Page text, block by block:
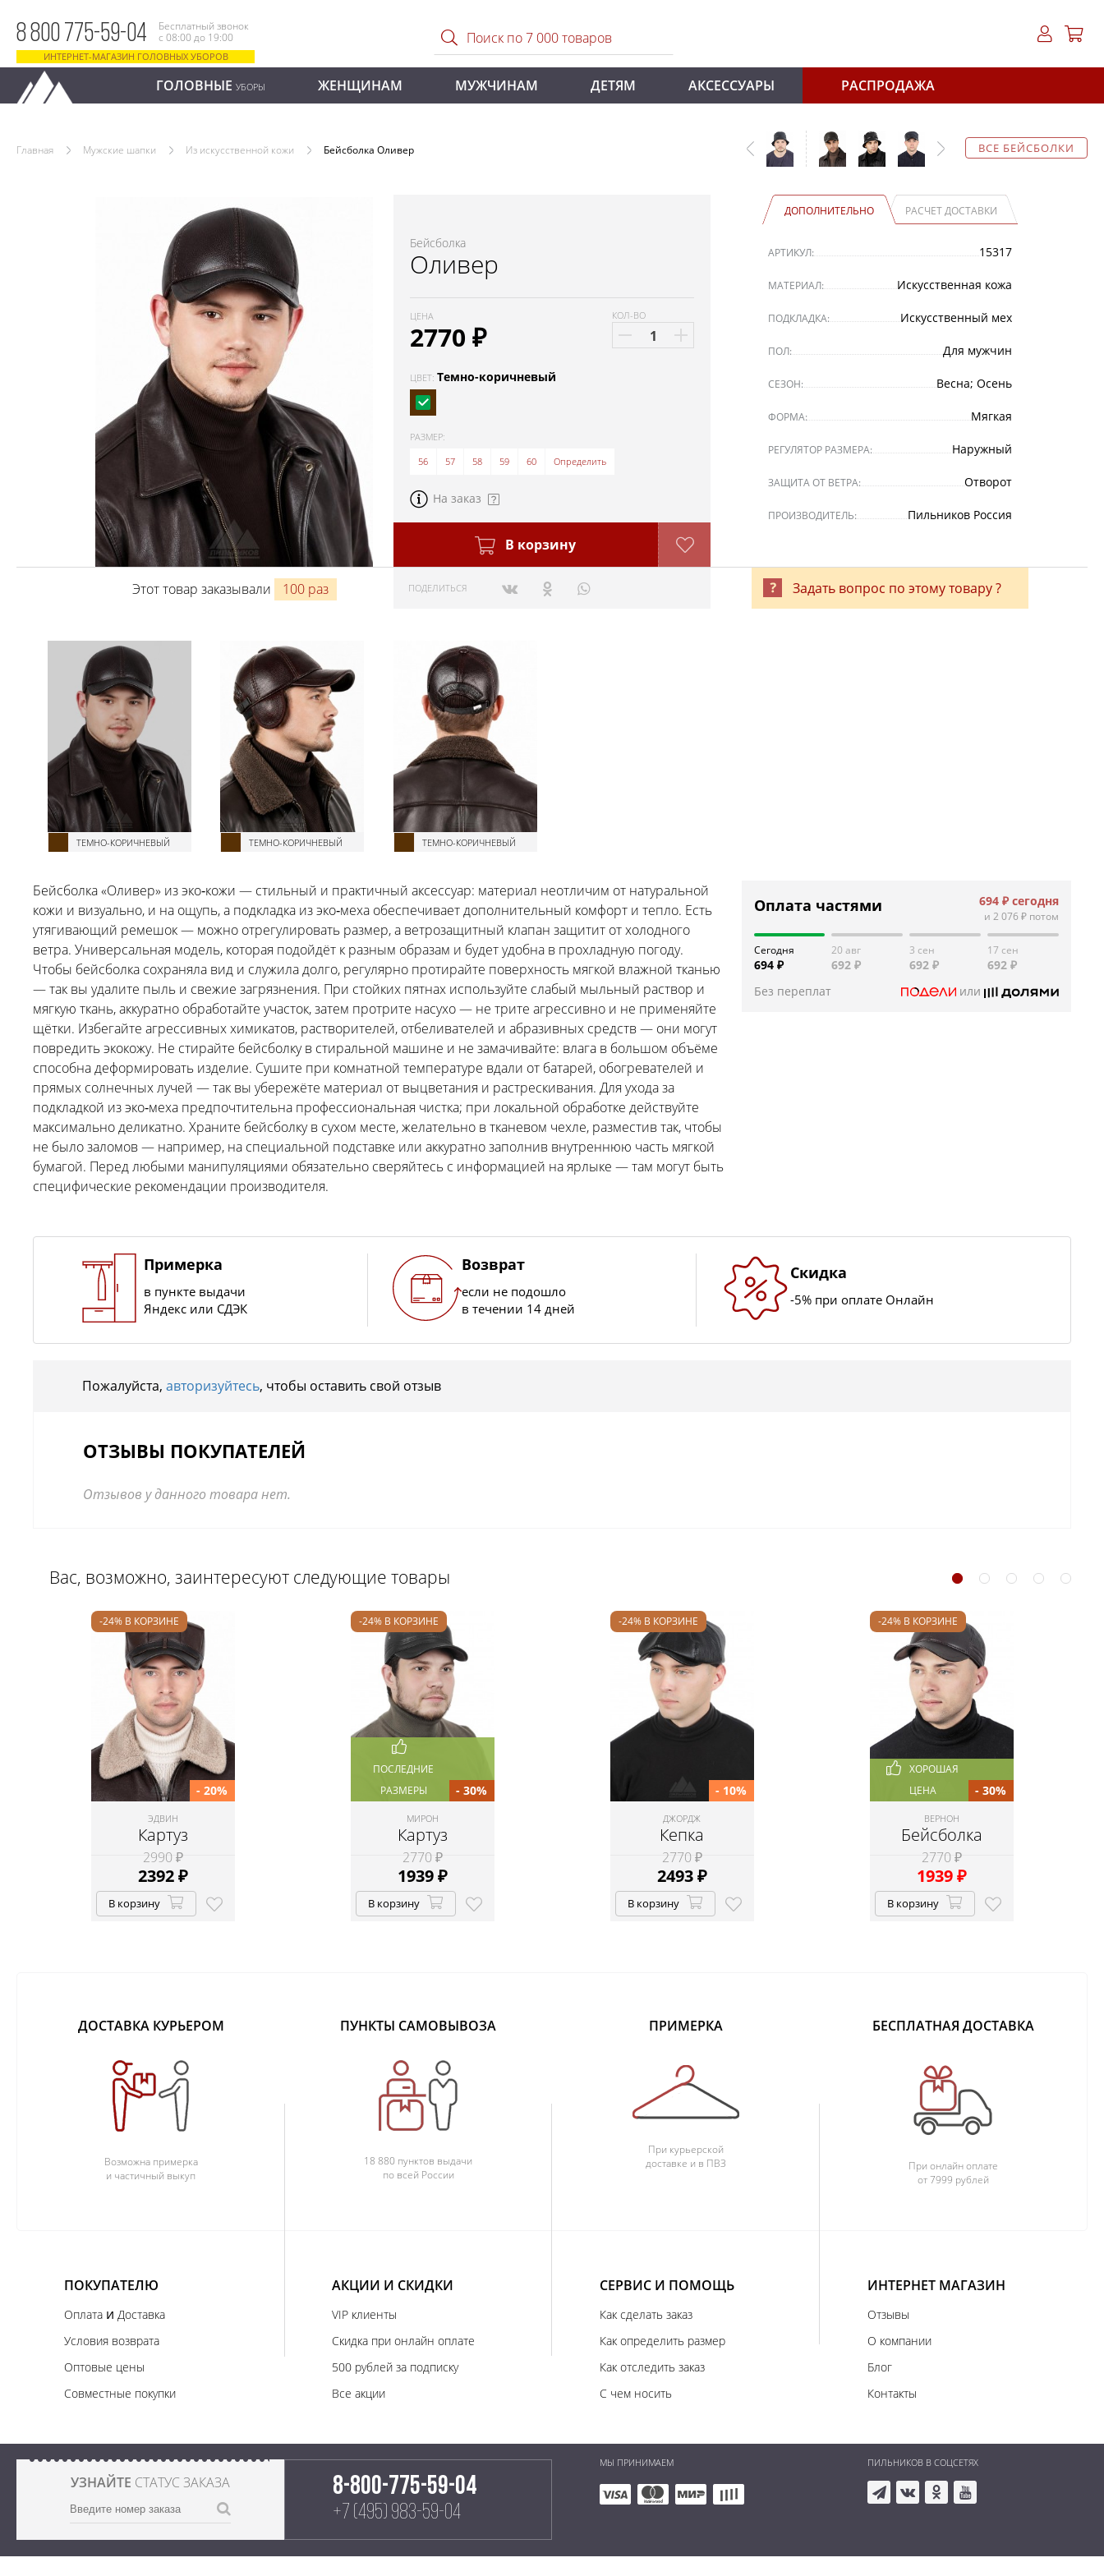
8 800 775-59-04
Бесплатный звонок
с 08:00 до 19:00
ИНТЕРНЕТ-МАГАЗИН ГОЛОВНЫХ УБОРОВ
ГОЛОВНЫЕ УБОРЫ ЖЕНЩИНАМ МУЖЧИНАМ ДЕТЯМ АКСЕССУАРЫ РАСПРОДАЖА
ВСЕ БЕЙСБОЛКИ
Главная Мужские шапки Из искусственной кожи Бейсболка Оливер
Бейсболка
Оливер
ЦЕНА
2770 ₽
КОЛ-ВО
ЦВЕТ: Темно-коричневый
РАЗМЕР:
56
57 58 59 60 Определить
На заказ
В корзину
ПОДЕЛИТЬСЯ
ДОПОЛНИТЕЛЬНО РАСЧЕТ ДОСТАВКИ
АРТИКУЛ: 15317
МАТЕРИАЛ: Искусственная кожа
ПОДКЛАДКА: Искусственный мех
ПОЛ: Для мужчин
СЕЗОН: Весна; Осень
ФОРМА: Мягкая
РЕГУЛЯТОР РАЗМЕРА: Наружный
ЗАЩИТА ОТ ВЕТРА: Отворот
ПРОИЗВОДИТЕЛЬ: Пильников Россия
Этот товар заказывали 100 раз Задать вопрос по этому товару ?
ТЕМНО-КОРИЧНЕВЫЙ ТЕМНО-КОРИЧНЕВЫЙ ТЕМНО-КОРИЧНЕВЫЙ
Бейсболка «Оливер» из эко‑кожи — стильный и практичный аксессуар: материал неотличим от натуральной
кожи и визуально, и на ощупь, а подкладка из эко‑меха обеспечивает дополнительный комфорт и тепло. Есть
утягивающий ремешок — можно отрегулировать размер, а ветрозащитный клапан защитит от холодного
ветра. Универсальная модель, которая подойдёт к разным образам и будет удобна в прохладную погоду.
Чтобы бейсболка сохраняла вид и служила долго, регулярно протирайте поверхность мягкой влажной тканью
— так вы удалите пыль и свежие загрязнения. При стойких пятнах используйте слабый мыльный раствор и
мягкую ткань, аккуратно обработайте участок, затем протрите насухо — не трите агрессивно и не применяйте
щётки. Избегайте агрессивных химикатов, растворителей, отбеливателей и абразивных средств — они могут
повредить экокожу. Не стирайте бейсболку в стиральной машине и не замачивайте: влага в большом объёме
способна деформировать изделие. Сушите при комнатной температуре вдали от батарей, обогревателей и
прямых солнечных лучей — так вы убережёте материал от выцветания и растрескивания. Для ухода за
подкладкой из эко‑меха предпочтительна профессиональная чистка; при локальной обработке действуйте
максимально деликатно. Храните бейсболку в сухом месте, желательно в тканевом чехле, разместив так, чтобы
не было заломов — например, на специальной подставке или аккуратно заполнив внутреннюю часть мягкой
бумагой. Перед любыми манипуляциями обязательно сверяйтесь с информацией на ярлыке — там могут быть
специфические рекомендации производителя.
Оплата частями 694 ₽сегодня
и 2 076 ₽потом
Сегодня
694 ₽
20 авг
692 ₽
3 сен
692 ₽
17 сен
692 ₽
Без переплат
или
Примерка
в пункте выдачи
Яндекс или СДЭК
Возврат
если не подошло
в течении 14 дней
Скидка
-5% при оплате Онлайн
Пожалуйста, авторизуйтесь, чтобы оставить свой отзыв
ОТЗЫВЫ ПОКУПАТЕЛЕЙ
Отзывов у данного товара нет.
Вас, возможно, заинтересуют следующие товары
-24% В КОРЗИНЕ
ЭДВИН
Картуз
2990 ₽
2392₽
- 20%
В корзину
-24% В КОРЗИНЕ
ПОСЛЕДНИЕ
РАЗМЕРЫ
МИРОН
Картуз
2770 ₽
1939₽
- 30%
В корзину
-24% В КОРЗИНЕ
ДЖОРДЖ
Кепка
2770 ₽
2493₽
- 10%
В корзину
-24% В КОРЗИНЕ
ХОРОШАЯ
ЦЕНА
ВЕРНОН
Бейсболка
2770 ₽
1939₽
- 30%
В корзину
ДОСТАВКА КУРЬЕРОМ
Возможна примерка
и частичный выкуп
ПУНКТЫ САМОВЫВОЗА
18 880 пунктов выдачи
по всей России
ПРИМЕРКА
При курьерской
доставке и в ПВЗ
БЕСПЛАТНАЯ ДОСТАВКА
При онлайн оплате
от 7999 рублей
ПОКУПАТЕЛЮ
Оплата и Доставка
Условия возврата
Оптовые цены
Совместные покупки
АКЦИИ И СКИДКИ
VIP клиенты
Скидка при онлайн оплате
500 рублей за подписку
Все акции
СЕРВИС И ПОМОЩЬ
Как сделать заказ
Как определить размер
Как отследить заказ
С чем носить
ИНТЕРНЕТ МАГАЗИН
Отзывы
О компании
Блог
Контакты
УЗНАЙТЕ СТАТУС ЗАКАЗА 8-800-775-59-04
+7 (495) 983-59-04
МЫ ПРИНИМАЕМ ПИЛЬНИКОВ В СОЦСЕТЯХ